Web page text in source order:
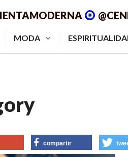
MODA
compartir